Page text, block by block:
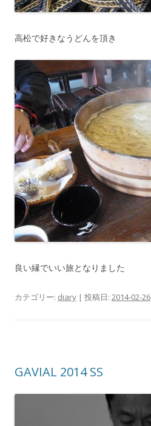
高松で好きなうどんを頂き
良い縁でいい旅となりました
カテゴリー: diary | 投稿日: 2014-02-26
GAVIAL 2014 SS